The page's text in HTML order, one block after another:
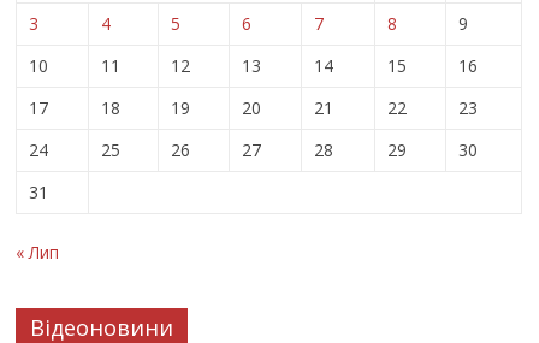
3
4 5 6 7 8
9
10
11 12 13 14 15
16
17
18 19 20 21 22
23
24
25 26 27 28 29
30
31
« Лип
Відеоновини